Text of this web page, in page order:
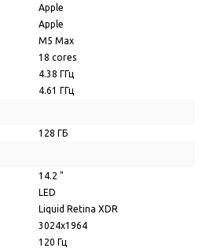
Apple
Apple
M5 Max
18 cores
4.38 ГГц
4.61 ГГц
128 ГБ
14.2 "
LED
Liquid Retina XDR
3024x1964
120 Гц